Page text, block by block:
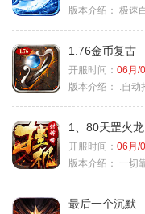
版本介绍： 极速
1.76金币复古
开服时间： 06月/
版本介绍：
.自动
1、80天罡火龙
开服时间： 06月/
版本介绍： 一切靠
最后一个沉默